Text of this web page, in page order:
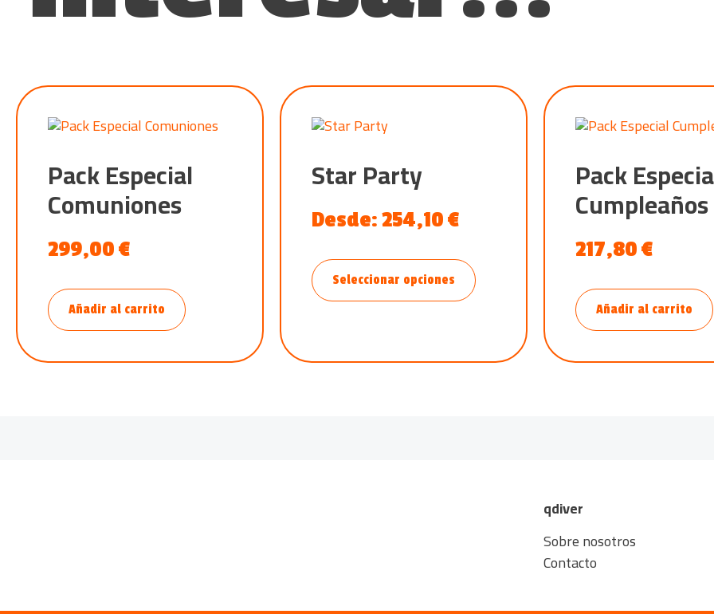
Pack Especial
Comuniones
299,00 €
Añadir al carrito
Star Party
Desde: 254,10 €
Seleccionar opciones
Pack
Cumpleaños
217,80 €
Añadir al carrito
qdiver
Sobre nosotros
Contacto